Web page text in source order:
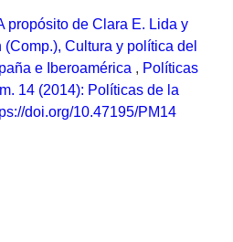
propósito de Clara E. Lida y
Cultura y política del
e Iberoamérica , Políticas
14 (2014): Políticas de la
doi.org/10.47195/PM14